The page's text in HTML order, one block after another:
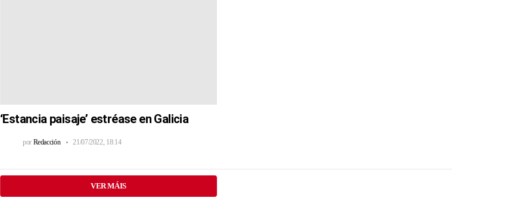
‘Estancia paisaje’ estréase en Galicia
por Redacción 21/07/2022, 18:14
VER MÁIS